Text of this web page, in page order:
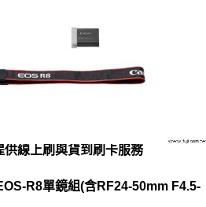
供線上刷與貨到刷卡服務
R8單鏡組(含RF24-50mm F4.5-